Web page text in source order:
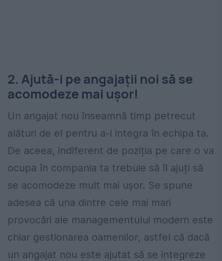
2. Ajută-i pe angajații noi să se
acomodeze mai ușor!
Un angajat nou înseamnă timp petrecut
alături de el pentru a-l integra în echipa ta.
De aceea, indiferent de poziția pe care o va
ocupa în compania ta trebuie să îl ajuți să
se acomodeze mult mai ușor. Se spune
adesea că una dintre cele mai mari
provocări ale managementului modern este
chiar gestionarea oamenilor, astfel că dacă
un angajat nou este ajutat să se integreze